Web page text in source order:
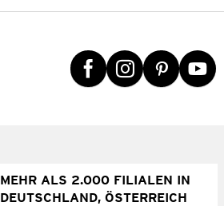
MEHR ALS 2.000 FILIALEN IN
DEUTSCHLAND, ÖSTERREICH